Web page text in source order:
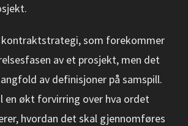
kontraktstrategi, som forekommer
av et prosjekt, men det
av definisjoner på samspill.
en økt forvirring over hva ordet
hvordan det skal gjennomføres